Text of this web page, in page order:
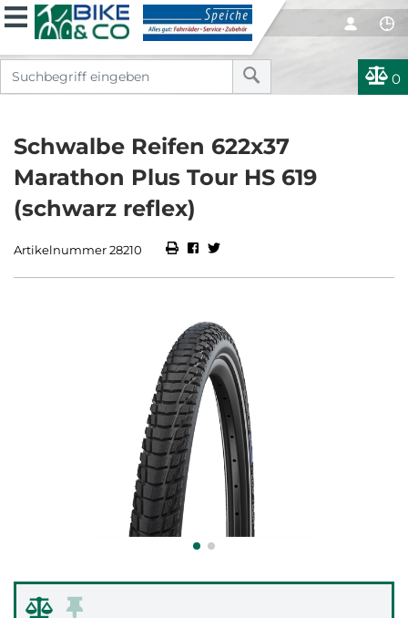
0
Schwalbe Reifen 622x37
Marathon Plus Tour HS 619
(schwarz reflex)
Artikelnummer 28210